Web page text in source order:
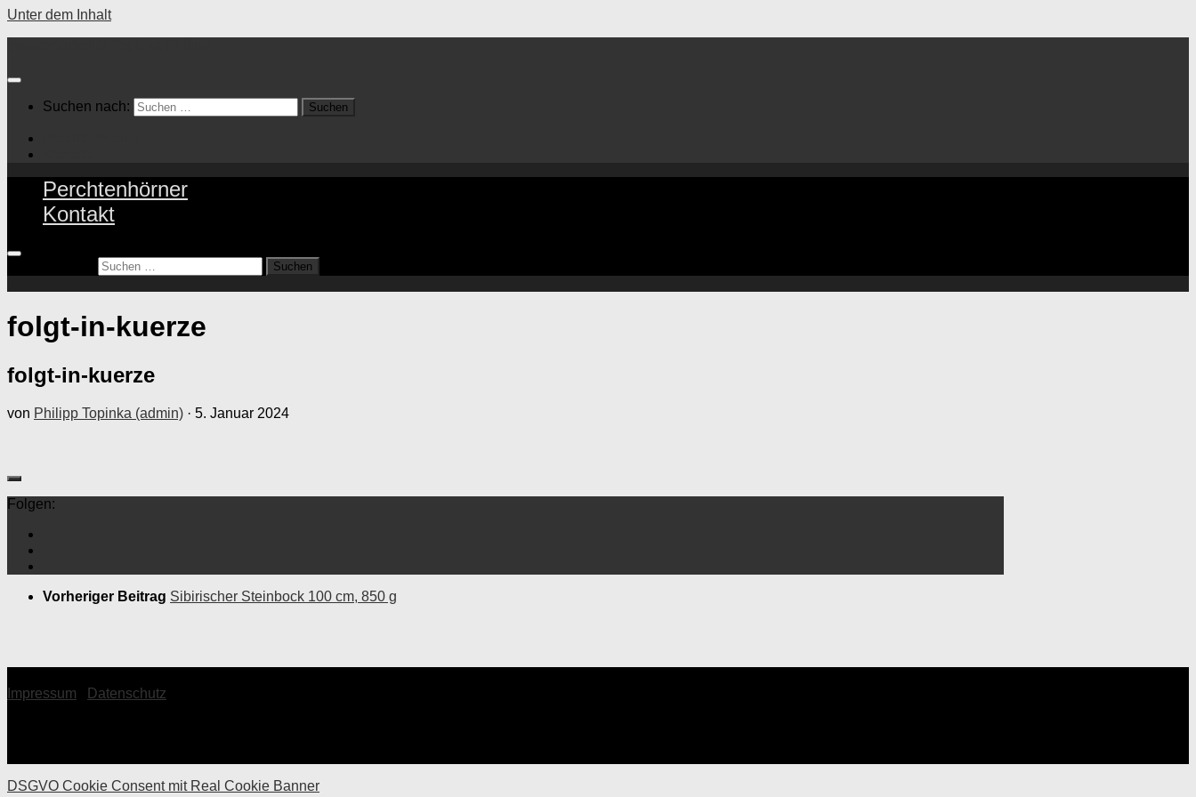
Unter dem Inhalt
Suchen nach:
Perchtenhörner
Kontakt
folgt-in-kuerze
folgt-in-kuerze
von Philipp Topinka (admin) · 5. Januar 2024
Folgen:
Vorheriger Beitrag Sibirischer Steinbock 100 cm, 850 g
Impressum Datenschutz
DSGVO Cookie Consent mit Real Cookie Banner